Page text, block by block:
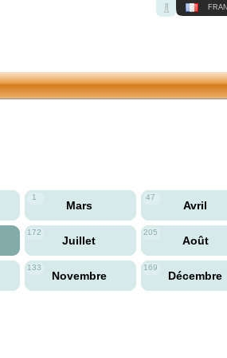
1
Mars
47
Avril
172
Juillet
205
Août
133
Novembre
169
Décembre